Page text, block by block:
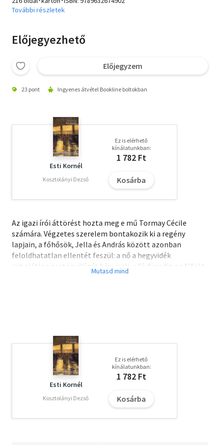
További részletek
Előjegyezhető
Előjegyzem
23 pont Ingyenes átvétel Bookline boltokban
Esti Kornél
Kosztolányi Dezső
Ez is elérhető
kínálatunkban:
1 782 Ft
Kosárba
Az igazi írói áttörést hozta meg e mű Tormay Cécile
számára. Végzetes szerelem bontakozik ki a regény
lapjain, a főhősök, Jella és András között azonban
feloldhatatlan ellentét feszül: a nő a hegyvidék
zabolátlan ösztönvilágát képviseli, a férfi pedig az Alföld
nyugodt fia. A történet szívszorító, a végkifejlet drámai,
Esti Kornél
Kosztolányi Dezső
Ez is elérhető
kínálatunkban:
1 782 Ft
Kosárba